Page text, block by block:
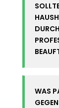
WAS